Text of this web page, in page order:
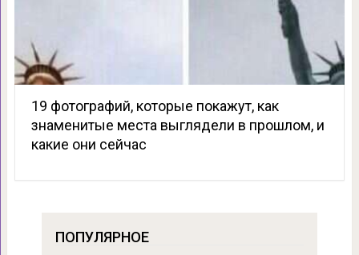
19 фотографий, которые покажут, как
знаменитые места выглядели в прошлом, и
какие они сейчас
ПОПУЛЯРНОЕ